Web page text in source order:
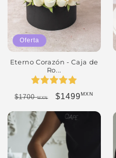
Oferta
Eterno Corazón - Caja de
Ro...
Precio habitual
$1700MXN Precio de oferta
$1499MXN